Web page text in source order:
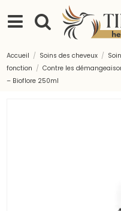
Accueil Soins des cheveux
fonction
Contre les
– Bioflore 250ml